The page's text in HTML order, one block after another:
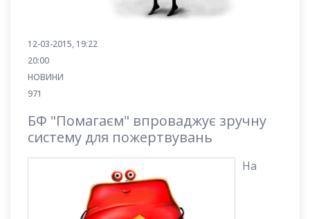
12-03-2015, 19:22
20:00
НОВИНИ
971
БФ "Помагаєм" впроваджує зручну
систему для пожертвувань
На